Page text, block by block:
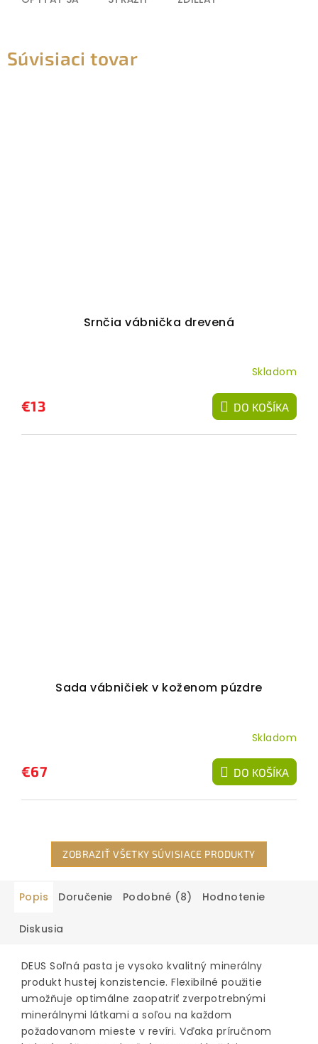
Súvisiaci tovar
Srnčia vábnička drevená
Skladom
€13 DO KOŠÍKA
Sada vábničiek v koženom púzdre
Skladom
€67 DO KOŠÍKA
ZOBRAZIŤ VŠETKY SÚVISIACE PRODUKTY
Popis Doručenie Podobné (8) Hodnotenie
Diskusia
DEUS Soľná pasta je vysoko kvalitný minerálny
produkt hustej konzistencie. Flexibilné použitie
umožňuje optimálne zaopatriť zverpotrebnými
minerálnymi látkami a soľou na každom
požadovanom mieste v revíri. Vďaka príručnom